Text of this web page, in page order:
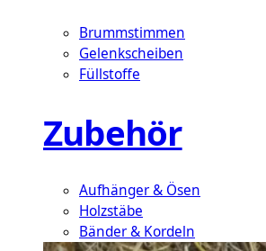
Brummstimmen
Gelenkscheiben
Füllstoffe
Zubehör
Aufhänger & Ösen
Holzstäbe
Bänder & Kordeln